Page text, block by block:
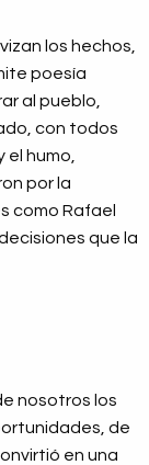
los hechos,
poesía
al pueblo,
con todos
humo,
por la
como Rafael
que la
nosotros los
de
en una